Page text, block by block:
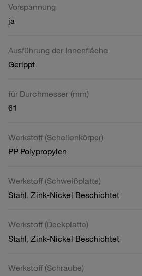
Vorspannung
ja
Ausführung der Innenfläche
Gerippt
für Durchmesser (mm)
61
Werkstoff (Schellenkörper)
PP Polypropylen
Werkstoff (Schweißplatte)
Stahl, Zink-Nickel Beschichtet
Werkstoff (Deckplatte)
Stahl, Zink-Nickel Beschichtet
Werkstoff (Schraube)